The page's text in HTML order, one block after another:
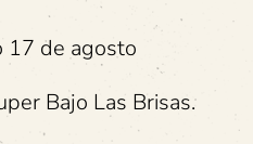
17 de agosto
Bajo Las Brisas.